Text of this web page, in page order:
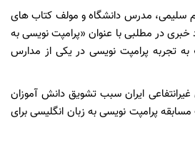
سلیمی، مدرس دانشگاه و مولف کتاب های
خبری در مطلبی با عنوان «پرامپت نویسی به
به تجربه پرامپت نویسی در یکی از مدارس
ایران سبب تشویق دانش آموزان
پرامپت نویسی به زبان انگلیسی برای